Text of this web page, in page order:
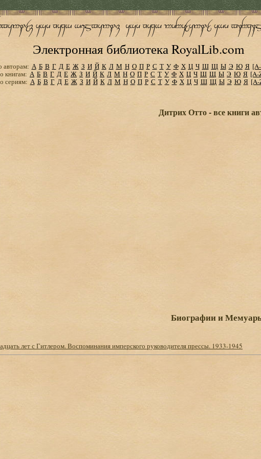
Электронная библиотека RoyalLib.com
авторам: А Б В Г Д Е Ж З И Й К Л М Н О П Р С Т У Ф Х Ц Ч Ш Щ Ы Э Ю Я
книгам: А Б В Г Д Е Ж З И Й К Л М Н О П Р С Т У Ф Х Ц Ч Ш Щ Ы Э Ю Я [A-
сериям: А Б В Г Д Е Ж З И Й К Л М Н О П Р С Т У Ф Х Ц Ч Ш Щ Ы Э Ю Я
Дитрих Отто - все книги
Биографии и
лет с Гитлером. Воспоминания имперского руководителя прессы. 1933-1945